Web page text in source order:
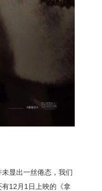
显出一丝倦态，我们
12月1日上映的《拿